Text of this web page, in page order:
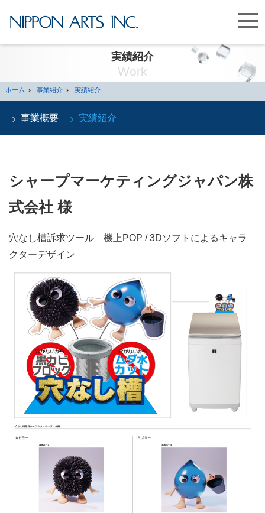
実績紹介
Work
ホーム 事業紹介 実績紹介
事業概要 実績紹介
シャープマーケティングジャパン株
式会社 様
穴なし槽訴求ツール 機上POP / 3Dソフトによるキャラ
クターデザイン